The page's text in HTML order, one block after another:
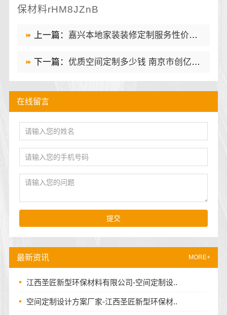
保材料rHM8JZnB
上一篇： 嘉兴本地家装装修定制服务性价比高 嘉兴美派建材标准方案
下一篇： 优质空间定制多少钱 南京市创亿讯透明报价更实惠
最新资讯 MORE+
江西圣匠新型环保材料有限公司-空间定制设..
空间定制设计方案厂家-江西圣匠新型环保材..
在线留言
提交